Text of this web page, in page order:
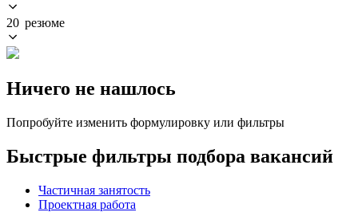
20 резюме
Ничего не нашлось
Попробуйте изменить формулировку или фильтры
Быстрые фильтры подбора вакансий
Частичная занятость
Проектная работа